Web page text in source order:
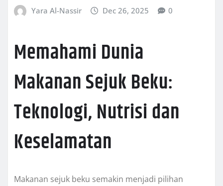
Yara Al-Nassir Dec 26, 2025 0
Memahami Dunia
Makanan Sejuk Beku:
Teknologi, Nutrisi dan
Keselamatan
Makanan sejuk beku semakin menjadi pilihan